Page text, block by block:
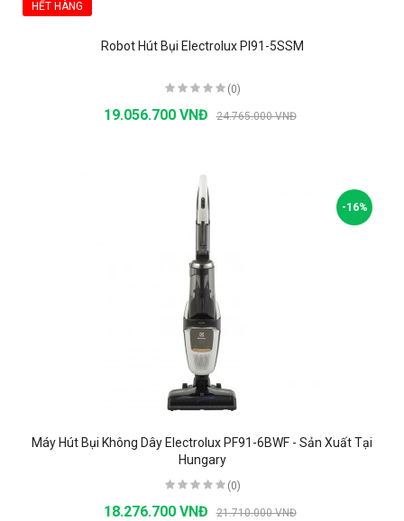
HẾT HÀNG
Robot Hút Bụi Electrolux PI91-5SSM
(0)
19.056.700 VNĐ 24.765.000 VNĐ
-16%
Máy Hút Bụi Không Dây Electrolux PF91-6BWF - Sản Xuất Tại
Hungary
(0)
18.276.700 VNĐ 21.710.000 VNĐ